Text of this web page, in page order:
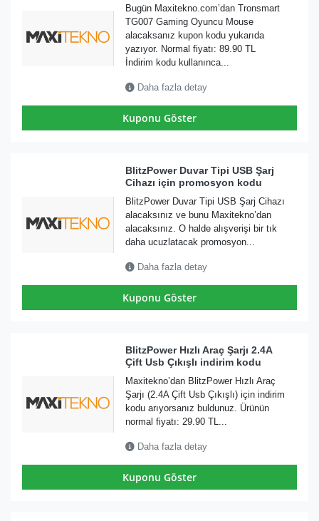
Bugün Maxitekno.com’dan Tronsmart
TG007 Gaming Oyuncu Mouse
alacaksanız kupon kodu yukarıda
yazıyor. Normal fiyatı: 89.90 TL
İndirim kodu kullanınca...
Daha fazla detay
Kuponu Göster
BlitzPower Duvar Tipi USB Şarj
Cihazı için promosyon kodu
BlitzPower Duvar Tipi USB Şarj Cihazı
alacaksınız ve bunu Maxitekno’dan
alacaksınız. O halde alışverişi bir tık
daha ucuzlatacak promosyon...
Daha fazla detay
Kuponu Göster
BlitzPower Hızlı Araç Şarjı 2.4A
Çift Usb Çıkışlı indirim kodu
Maxitekno’dan BlitzPower Hızlı Araç
Şarjı (2.4A Çift Usb Çıkışlı) için indirim
kodu arıyorsanız buldunuz. Ürünün
normal fiyatı: 29.90 TL...
Daha fazla detay
Kuponu Göster